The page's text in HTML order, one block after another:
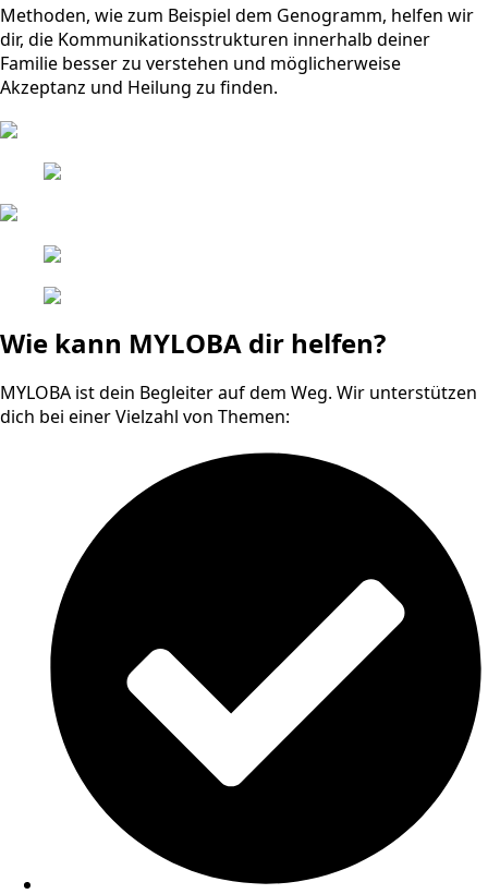
Methoden, wie zum Beispiel dem Genogramm, helfen wir
dir, die Kommunikationsstrukturen innerhalb deiner
Familie besser zu verstehen und möglicherweise
Akzeptanz und Heilung zu finden.
Wie kann MYLOBA dir helfen?
MYLOBA ist dein Begleiter auf dem Weg. Wir unterstützen
dich bei einer Vielzahl von Themen: